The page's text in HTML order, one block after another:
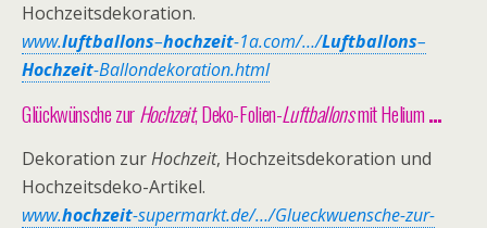
Hochzeitsdekoration.
www.luftballons–hochzeit-1a.com/…/Luftballons–
Hochzeit-Ballondekoration.html
Glückwünsche zurHochzeit, Deko-Folien-Luftballonsmit Helium…
Dekoration zurHochzeit, Hochzeitsdekoration und
Hochzeitsdeko-Artikel.
www.hochzeit-supermarkt.de/…/Glueckwuensche-zur-